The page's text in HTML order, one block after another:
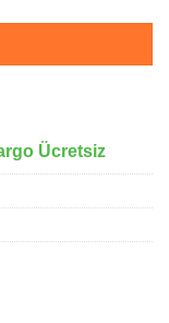
Ücretsiz